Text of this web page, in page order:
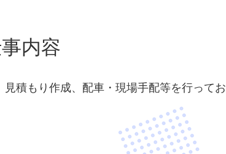
内容
積もり作成、配車・現場手配等を行ってお